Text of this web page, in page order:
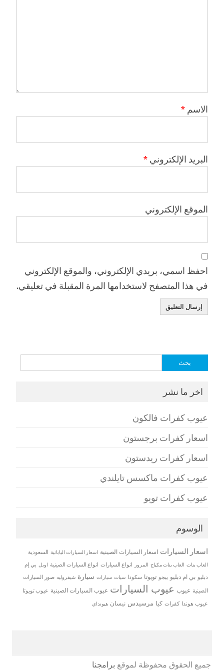
الاسم *
البريد الإلكتروني *
الموقع الإلكتروني
احفظ اسمي، بريدي الإلكتروني، والموقع الإلكتروني
في هذا المتصفح لاستخدامها المرة المقبلة في تعليقي.
البحث
اخر ما نشر
عيوب كفرات فالكون
اسعار كفرات برجستون
اسعار كفرات ريدستون
عيوب كفرات ماكسس تايلندي
عيوب كفرات تويو
الوسوم
اسعار السيارات اسعار السيارات الصينية اسعار السيارات اليابانية السعودية
العاب بنات العاب بنات مكياج المرور انواع السيارات انواع السيارات الصينية اوبل بي إم
دبليو بي ام دبليو بيجو تويوتا سكودا سيات سيارات سيارة شيفروليه صور السيارات
الصينية عيوب عيوب السيارات عيوب السيارات الصينية عيوب تويوتا
عيوب هوندا كفرات كيا مرسيدس نيسان هيونداي
جميع الحقوق محفوظة لموقع برامجنا